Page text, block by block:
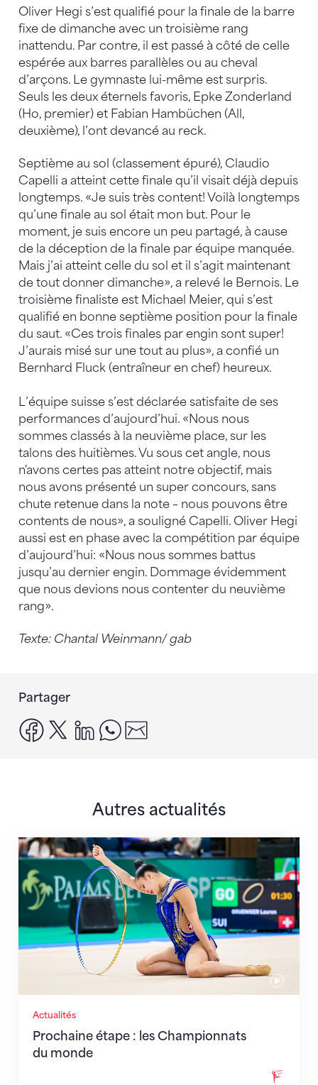
Oliver Hegi s’est qualifié pour la finale de la barre
fixe de dimanche avec un troisième rang
inattendu. Par contre, il est passé à côté de celle
espérée aux barres parallèles ou au cheval
d’arçons. Le gymnaste lui-même est surpris.
Seuls les deux éternels favoris, Epke Zonderland
(Ho, premier) et Fabian Hambüchen (All,
deuxième), l’ont devancé au reck.
Septième au sol (classement épuré), Claudio
Capelli a atteint cette finale qu’il visait déjà depuis
longtemps. «Je suis très content! Voilà longtemps
qu’une finale au sol était mon but. Pour le
moment, je suis encore un peu partagé, à cause
de la déception de la finale par équipe manquée.
Mais j’ai atteint celle du sol et il s’agit maintenant
de tout donner dimanche», a relevé le Bernois. Le
troisième finaliste est Michael Meier, qui s’est
qualifié en bonne septième position pour la finale
du saut. «Ces trois finales par engin sont super!
J’aurais misé sur une tout au plus», a confié un
Bernhard Fluck (entraîneur en chef) heureux.
L’équipe suisse s’est déclarée satisfaite de ses
performances d’aujourd’hui. «Nous nous
sommes classés à la neuvième place, sur les
talons des huitièmes. Vu sous cet angle, nous
n'avons certes pas atteint notre objectif, mais
nous avons présenté un super concours, sans
chute retenue dans la note – nous pouvons être
contents de nous», a souligné Capelli. Oliver Hegi
aussi est en phase avec la compétition par équipe
d’aujourd’hui: «Nous nous sommes battus
jusqu’au dernier engin. Dommage évidemment
que nous devions nous contenter du neuvième
rang».
Texte: Chantal Weinmann/ gab
Partager
facebook
x linkedinwhatsapp
Autres actualités
Actualités
Prochaine étape : les Championnats
du monde
Prochaine étape : les Championnats du monde